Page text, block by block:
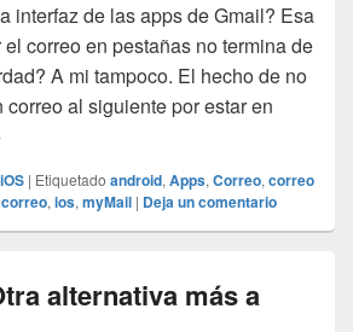
interfaz de las apps de Gmail? Esa
correo en pestañas no termina de
A mi tampoco. El hecho de no
al siguiente por estar en
la app para gestionar tu correo.
iOS | Etiquetado android, Apps, Correo, correo
, ios, myMail | Deja un comentario
alternativa más a